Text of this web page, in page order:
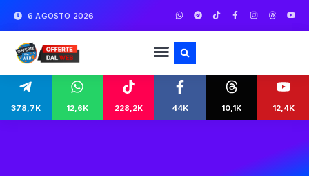
6 AGOSTO 2026
378,7K 12,6K 228,2K 44K 10,1K 12,4K